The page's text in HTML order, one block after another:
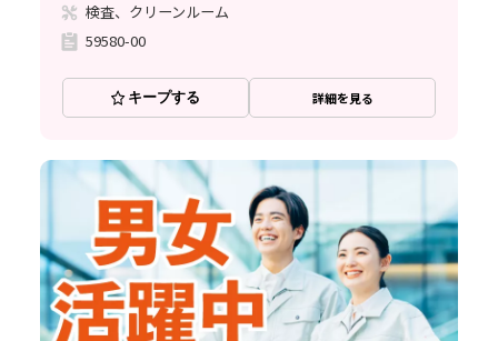
検査、クリーンルーム
59580-00
キープする 詳細を見る